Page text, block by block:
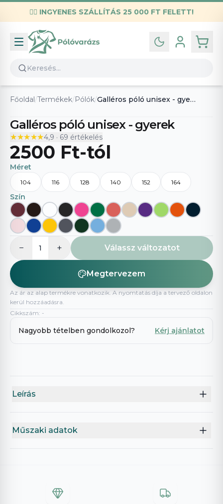
✌🏼 INGYENES SZÁLLÍTÁS 25 000 FT FELETT!
Infó
Kapcsolat
GYIK
Általános szerződési feltételek
Adatvédelmi nyilatkozat
Főoldal /Termékek/Pólók/ Galléros póló unisex - gyerek
Galléros póló unisex - gyerek
★★★★★
★★★★★4,9 · 69 értékelés
2500 Ft-tól
Méret
104 116 128 140 152 164
Szín
− 1 + Válassz változatot
Megtervezem
Az ár az alap termékre vonatkozik. A nyomtatás díja a tervező oldalon
kerül hozzáadásra.
Cikkszám: -
Nagyobb tételben gondolkozol? Kérj ajánlatot
Leírás
Műszaki adatok